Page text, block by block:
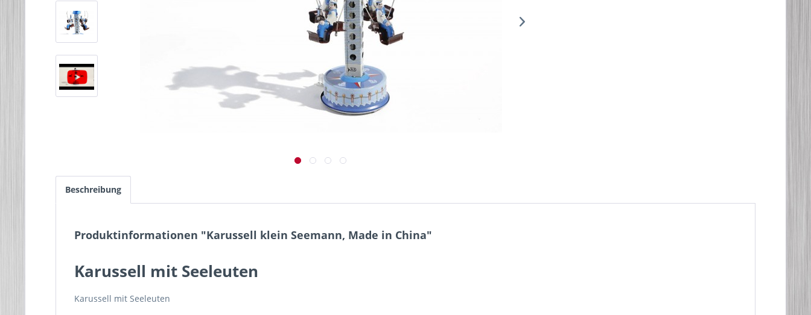
Beschreibung
Produktinformationen "Karussell klein Seemann, Made in China"
Karussell mit Seeleuten
Karussell mit Seeleuten